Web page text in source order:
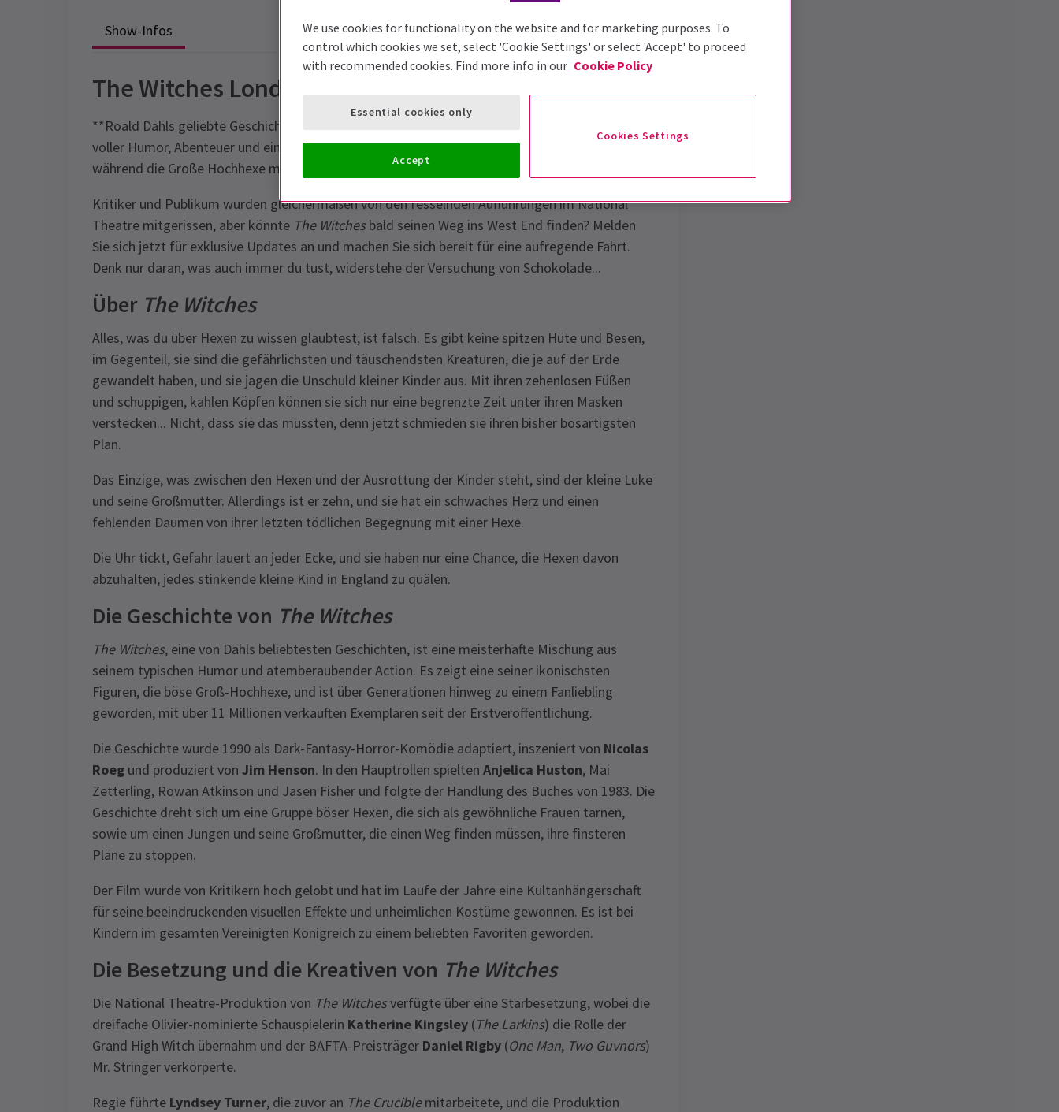
Show-Infos
The Witches London-Tickets
**Roald Dahls geliebte Geschichte wurde in einem spektakulären Musical zum Leben erweckt,
voller Humor, Abenteuer und einer Menge Herz. Aber seid gewarnt, Gefahr lauert an jeder Ecke,
während die Große Hochhexe mit Fläschchen voller böser Tricks über England herrscht!
Kritiker und Publikum wurden gleichermaßen von den fesselnden Aufführungen im National
Theatre mitgerissen, aber könnte The Witches bald seinen Weg ins West End finden? Melden
Sie sich jetzt für exklusive Updates an und machen Sie sich bereit für eine aufregende Fahrt.
Denk nur daran, was auch immer du tust, widerstehe der Versuchung von Schokolade...
Über The Witches
Alles, was du über Hexen zu wissen glaubtest, ist falsch. Es gibt keine spitzen Hüte und Besen,
im Gegenteil, sie sind die gefährlichsten und täuschendsten Kreaturen, die je auf der Erde
gewandelt haben, und sie jagen die Unschuld kleiner Kinder aus. Mit ihren zehenlosen Füßen
und schuppigen, kahlen Köpfen können sie sich nur eine begrenzte Zeit unter ihren Masken
verstecken... Nicht, dass sie das müssten, denn jetzt schmieden sie ihren bisher bösartigsten
Plan.
Das Einzige, was zwischen den Hexen und der Ausrottung der Kinder steht, sind der kleine Luke
und seine Großmutter. Allerdings ist er zehn, und sie hat ein schwaches Herz und einen
fehlenden Daumen von ihrer letzten tödlichen Begegnung mit einer Hexe.
Die Uhr tickt, Gefahr lauert an jeder Ecke, und sie haben nur eine Chance, die Hexen davon
abzuhalten, jedes stinkende kleine Kind in England zu quälen.
Die Geschichte von The Witches
The Witches, eine von Dahls beliebtesten Geschichten, ist eine meisterhafte Mischung aus
seinem typischen Humor und atemberaubender Action. Es zeigt eine seiner ikonischsten
Figuren, die böse Groß-Hochhexe, und ist über Generationen hinweg zu einem Fanliebling
geworden, mit über 11 Millionen verkauften Exemplaren seit der Erstveröffentlichung.
Die Geschichte wurde 1990 als Dark-Fantasy-Horror-Komödie adaptiert, inszeniert von Nicolas
Roeg und produziert von Jim Henson. In den Hauptrollen spielten Anjelica Huston, Mai
Zetterling, Rowan Atkinson und Jasen Fisher und folgte der Handlung des Buches von 1983. Die
Geschichte dreht sich um eine Gruppe böser Hexen, die sich als gewöhnliche Frauen tarnen,
sowie um einen Jungen und seine Großmutter, die einen Weg finden müssen, ihre finsteren
Pläne zu stoppen.
Der Film wurde von Kritikern hoch gelobt und hat im Laufe der Jahre eine Kultanhängerschaft
für seine beeindruckenden visuellen Effekte und unheimlichen Kostüme gewonnen. Es ist bei
Kindern im gesamten Vereinigten Königreich zu einem beliebten Favoriten geworden.
Die Besetzung und die Kreativen von The Witches
Die National Theatre-Produktion von The Witchesverfügte über eine Starbesetzung, wobei die
dreifache Olivier-nominierte Schauspielerin Katherine Kingsley (The Larkins) die Rolle der
Grand High Witch übernahm und der BAFTA-Preisträger Daniel Rigby (One Man, Two Guvnors)
Mr. Stringer verkörperte.
Regie führte Lyndsey Turner, die zuvor an The Cruciblemitarbeitete, und die Produktion
We use cookies for functionality on the website and for marketing purposes. To
control which cookies we set, select 'Cookie Settings' or select 'Accept' to proceed
with recommended cookies. Find more info in our Cookie Policy
Cookies Settings
Essential cookies only
Accept